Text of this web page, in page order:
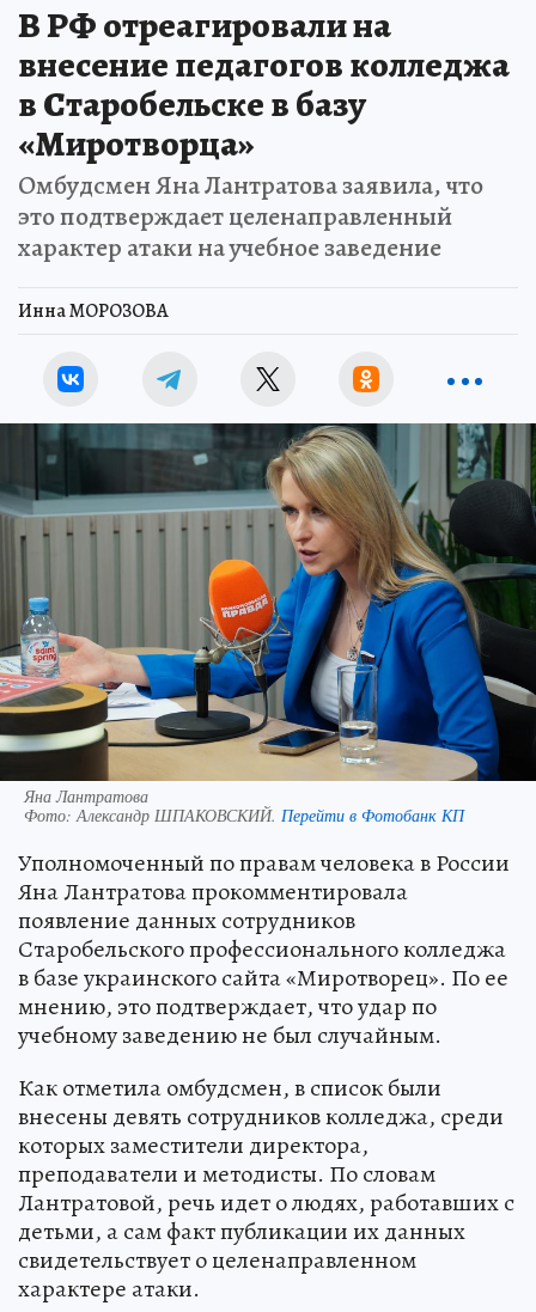
В РФ отреагировали на
внесение педагогов колледжа
в Старобельске в базу
«Миротворца»
Омбудсмен Яна Лантратова заявила, что
это подтверждает целенаправленный
характер атаки на учебное заведение
Инна МОРОЗОВА
Яна Лантратова
Фото:Александр ШПАКОВСКИЙ. Перейти в Фотобанк КП
Уполномоченный по правам человека в России
Яна Лантратова прокомментировала
появление данных сотрудников
Старобельского профессионального колледжа
в базе украинского сайта «Миротворец». По ее
мнению, это подтверждает, что удар по
учебному заведению не был случайным.
Как отметила омбудсмен, в список были
внесены девять сотрудников колледжа, среди
которых заместители директора,
преподаватели и методисты. По словам
Лантратовой, речь идет о людях, работавших с
детьми, а сам факт публикации их данных
свидетельствует о целенаправленном
характере атаки.